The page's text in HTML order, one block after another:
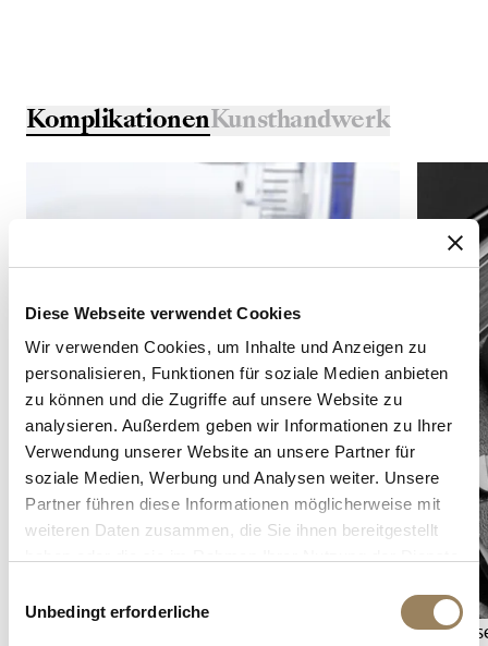
Diese Webseite verwendet Cookies
Wir verwenden Cookies, um Inhalte und Anzeigen zu
personalisieren, Funktionen für soziale Medien anbieten
zu können und die Zugriffe auf unsere Website zu
analysieren. Außerdem geben wir Informationen zu Ihrer
Verwendung unserer Website an unsere Partner für
soziale Medien, Werbung und Analysen weiter. Unsere
Partner führen diese Informationen möglicherweise mit
weiteren Daten zusammen, die Sie ihnen bereitgestellt
Unbedingt erforderliche
KomplikationenKunsthandwerk